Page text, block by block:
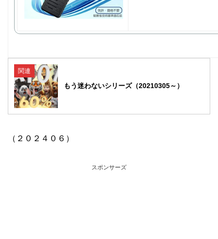
関連
もう迷わないシリーズ（20210305～）
（２０２４０６）
スポンサーズ